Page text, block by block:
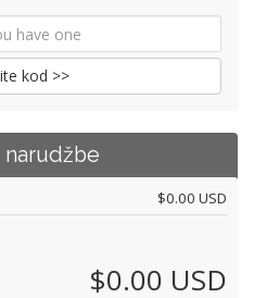
kod >>
narudžbe
$0.00 USD
$0.00 USD